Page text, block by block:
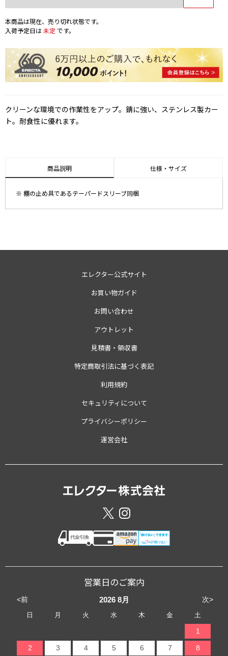
本商品は現在、売り切れ状態です。
入荷予定日は未定 です。
クリーンな環境での作業性をアップ。錆に強い、ステンレス製カー
ト。耐食性に優れます。
商品説明 仕様・サイズ
※ 棚の止め具であるテーパードスリーブ同梱
エレクター公式サイト
お買い物ガイド
お問い合わせ
アウトレット
見積書・領収書
特定商取引法に基づく表記
利用規約
セキュリティについて
プライバシーポリシー
運営会社
営業日のご案内
<前 次>
2026 8月
日 月 火 水 木 金 土
1
2 3 4 5 6 7 8